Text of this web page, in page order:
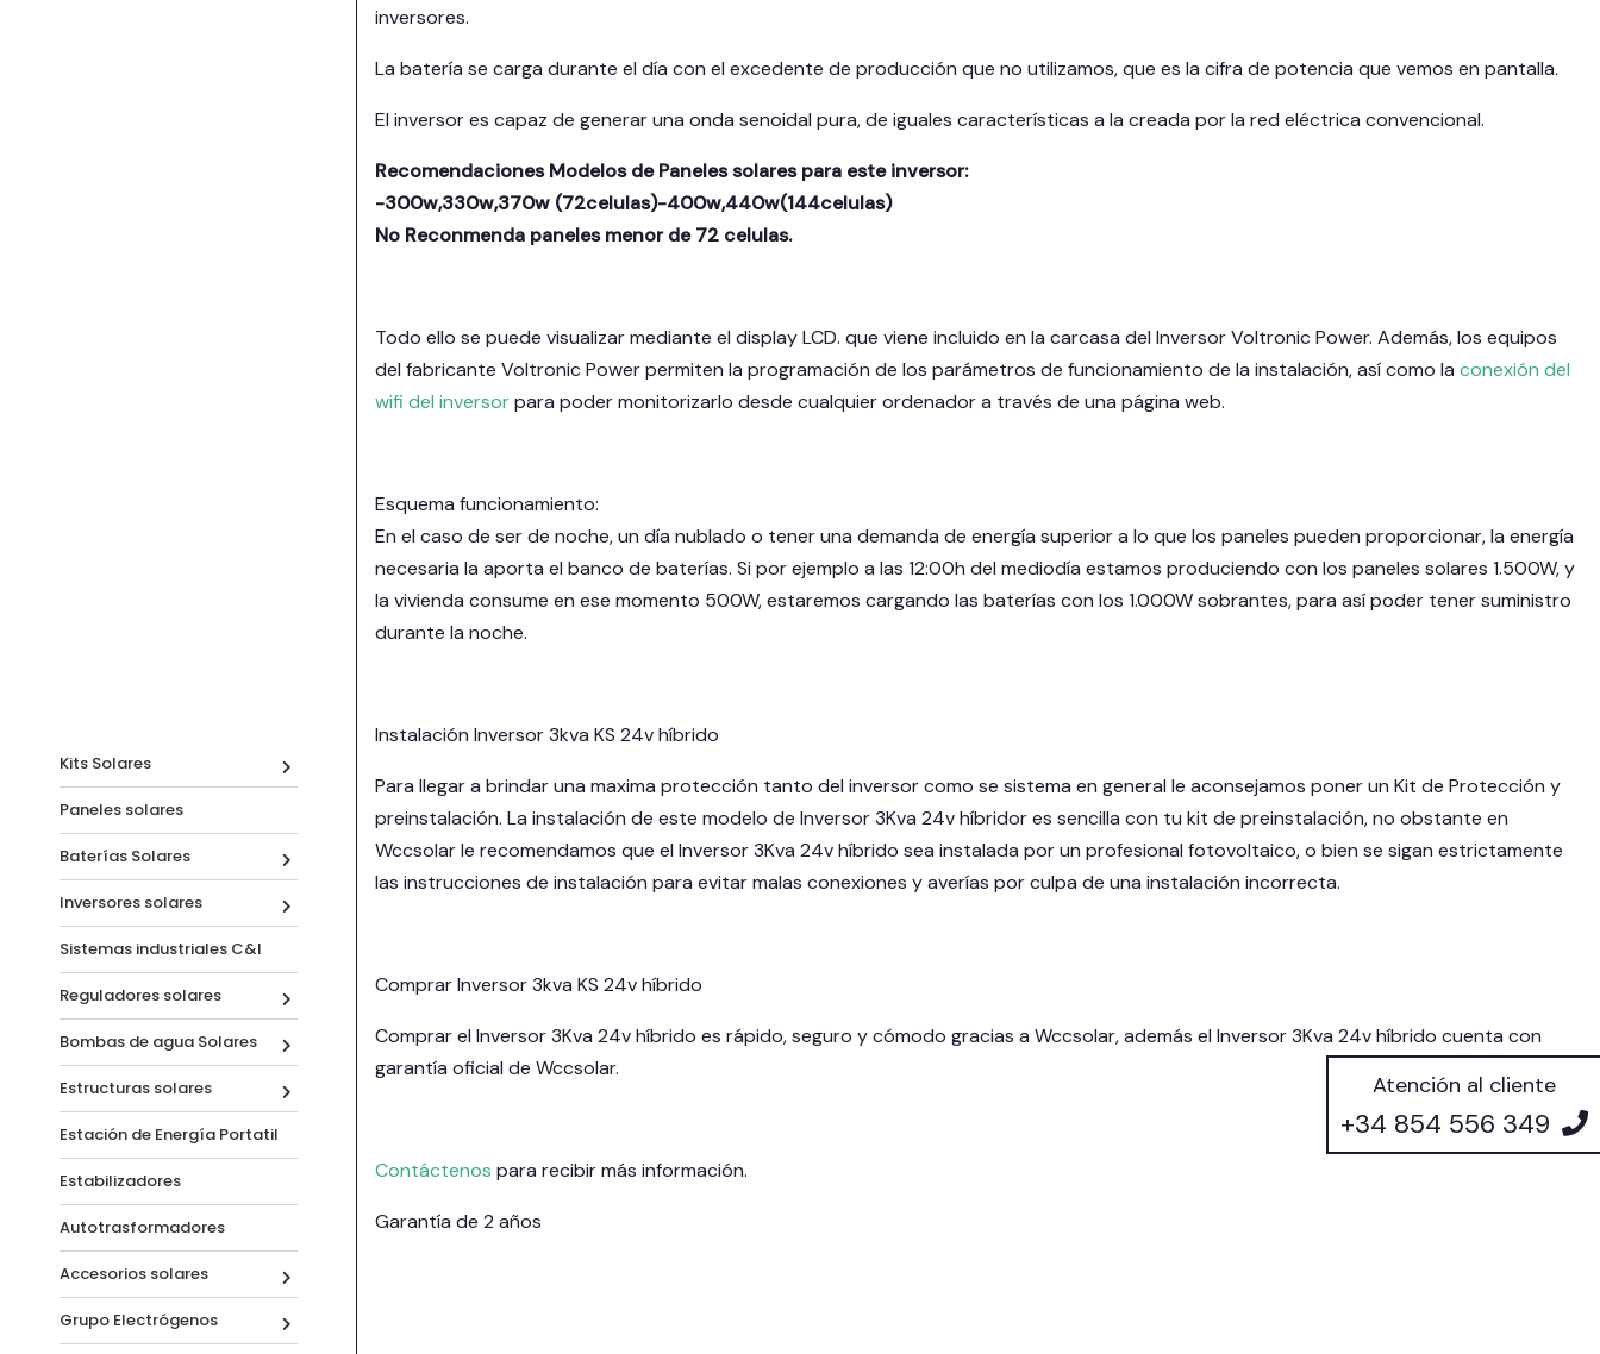
Kits Solares
Paneles solares
Baterías Solares
Inversores solares
Sistemas industriales C&I
Reguladores solares
Bombas de agua Solares
Estructuras solares
Estación de Energía Portatil
Estabilizadores
Autotrasformadores
Accesorios solares
Grupo Electrógenos
inversores.
La batería se carga durante el día con el excedente de producción que no utilizamos, que es la cifra de potencia que vemos en pantalla.
El inversor es capaz de generar una onda senoidal pura, de iguales características a la creada por la red eléctrica convencional.
Recomendaciones Modelos de Paneles solares para este inversor:
-300w,330w,370w (72celulas)-400w,440w(144celulas)
No Reconmenda paneles menor de 72 celulas.
Todo ello se puede visualizar mediante el display LCD. que viene incluido en la carcasa del Inversor Voltronic Power. Además, los equipos
del fabricante Voltronic Power permiten la programación de los parámetros de funcionamiento de la instalación, así como la conexión del
wifi del inversorpara poder monitorizarlo desde cualquier ordenador a través de una página web.
Esquema funcionamiento:
En el caso de ser de noche, un día nublado o tener una demanda de energía superior a lo que los paneles pueden proporcionar, la energía
necesaria la aporta el banco de baterías. Si por ejemplo a las 12:00h del mediodía estamos produciendo con los paneles solares 1.500W, y
la vivienda consume en ese momento 500W, estaremos cargando las baterías con los 1.000W sobrantes, para así poder tener suministro
durante la noche.
Instalación Inversor 3kva KS 24v híbrido
Para llegar a brindar una maxima protección tanto del inversor como se sistema en general le aconsejamos poner un Kit de Protección y
preinstalación. La instalación de este modelo de Inversor 3Kva 24v híbridor es sencilla con tu kit de preinstalación, no obstante en
Wccsolar le recomendamos que el Inversor 3Kva 24v híbrido sea instalada por un profesional fotovoltaico, o bien se sigan estrictamente
las instrucciones de instalación para evitar malas conexiones y averías por culpa de una instalación incorrecta.
Comprar Inversor 3kva KS 24v híbrido
Comprar el Inversor 3Kva 24v híbrido es rápido, seguro y cómodo gracias a Wccsolar, además el Inversor 3Kva 24v híbrido cuenta con
garantía oficial de Wccsolar.
Contáctenos para recibir más información.
Garantía de 2 años
Atención al cliente
+34 854 556 349